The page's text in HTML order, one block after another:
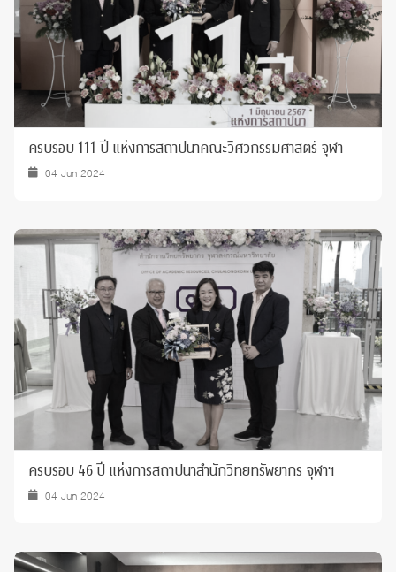
ครบรอบ 111 ปี แห่งการสถาปนาคณะวิศวกรรมศาสตร์ จุฬา
04 Jun 2024
ครบรอบ 46 ปี แห่งการสถาปนาสำนักวิทยทรัพยากร จุฬาฯ
04 Jun 2024